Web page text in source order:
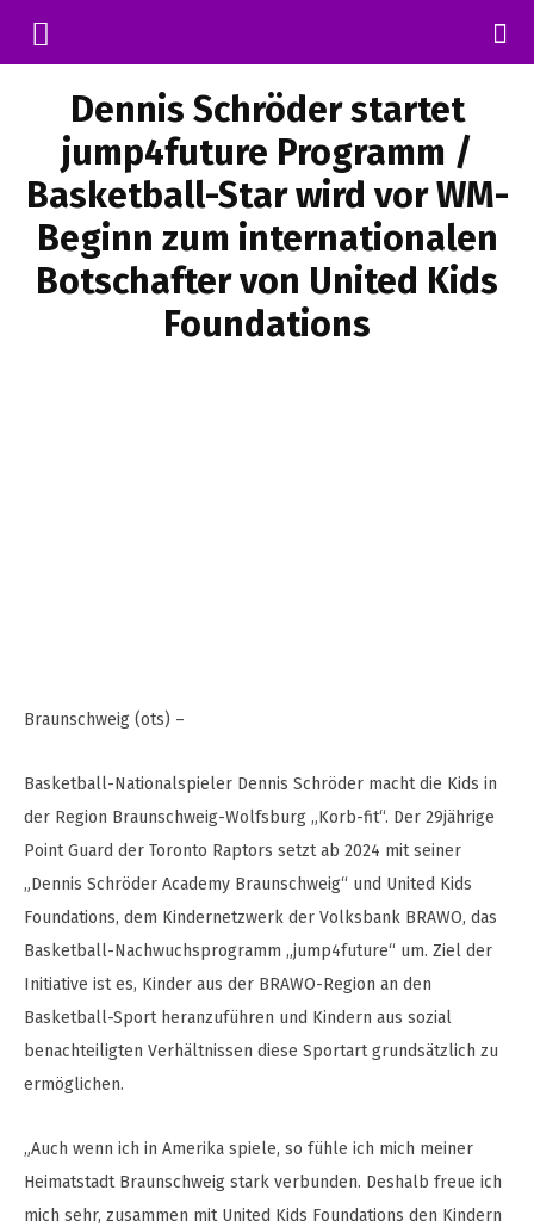
Dennis Schröder startet
jump4future Programm /
Basketball-Star wird vor WM-
Beginn zum internationalen
Botschafter von United Kids
Foundations
Braunschweig (ots) –
Basketball-Nationalspieler Dennis Schröder macht die Kids in
der Region Braunschweig-Wolfsburg „Korb-fit“. Der 29jährige
Point Guard der Toronto Raptors setzt ab 2024 mit seiner
„Dennis Schröder Academy Braunschweig“ und United Kids
Foundations, dem Kindernetzwerk der Volksbank BRAWO, das
Basketball-Nachwuchsprogramm „jump4future“ um. Ziel der
Initiative ist es, Kinder aus der BRAWO-Region an den
Basketball-Sport heranzuführen und Kindern aus sozial
benachteiligten Verhältnissen diese Sportart grundsätzlich zu
ermöglichen.
„Auch wenn ich in Amerika spiele, so fühle ich mich meiner
Heimatstadt Braunschweig stark verbunden. Deshalb freue ich
mich sehr, zusammen mit United Kids Foundations den Kindern